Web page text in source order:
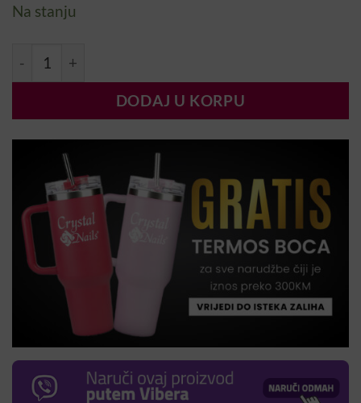
Na stanju
Flash Glitter #4 Tirkizni količina
DODAJ U KORPU